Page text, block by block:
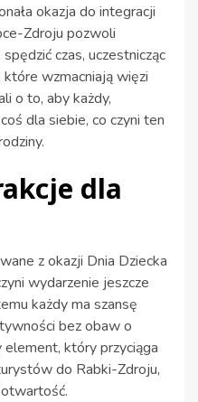
okazja do integracji
Zdroju pozwoli
czas, uczestnicząc
wzmacniają więzi
o to, aby każdy,
dla siebie, co czyni ten
dla
z okazji Dnia Dziecka
wydarzenie jeszcze
każdy ma szansę
bez obaw o
który przyciąga
do Rabki-Zdroju,